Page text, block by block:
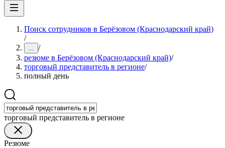
Поиск сотрудников в Берёзовом (Краснодарский край)
/
... /
резюме в Берёзовом (Краснодарский край)/
торговый представитель в регионе/
полный день
торговый представитель в регионе
Резюме